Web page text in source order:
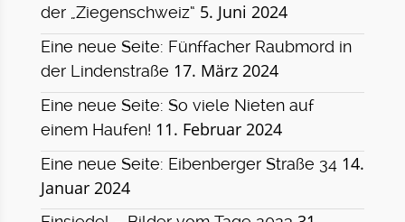
der „Ziegenschweiz“ 5. Juni 2024
Eine neue Seite: Fünffacher Raubmord in
der Lindenstraße 17. März 2024
Eine neue Seite: So viele Nieten auf
einem Haufen! 11. Februar 2024
Eine neue Seite: Eibenberger Straße 34 14.
Januar 2024